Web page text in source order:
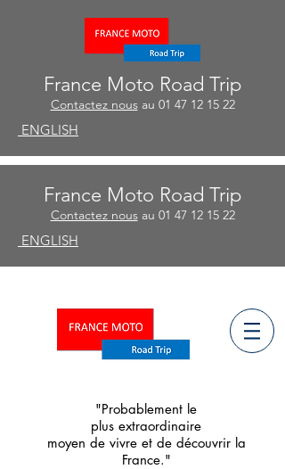
France Moto Road Trip
Contactez nousau 01 47 12 15 22
ENGLISH
France Moto Road Trip
Contactez nousau 01 47 12 15 22
ENGLISH
"Probablement le
plus extraordinaire
moyen de vivre et de découvrir la
France."